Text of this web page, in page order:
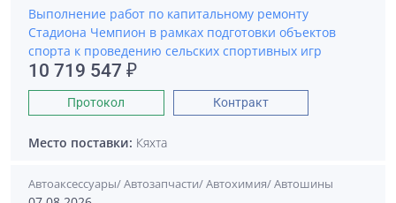
Выполнение работ по капитальному ремонту
Стадиона Чемпион в рамках подготовки объектов
спорта к проведению сельских спортивных игр
10 719 547 ₽
Протокол Контракт
Место поставки: Кяхта
Автоаксессуары/ Автозапчасти/ Автохимия/ Автошины